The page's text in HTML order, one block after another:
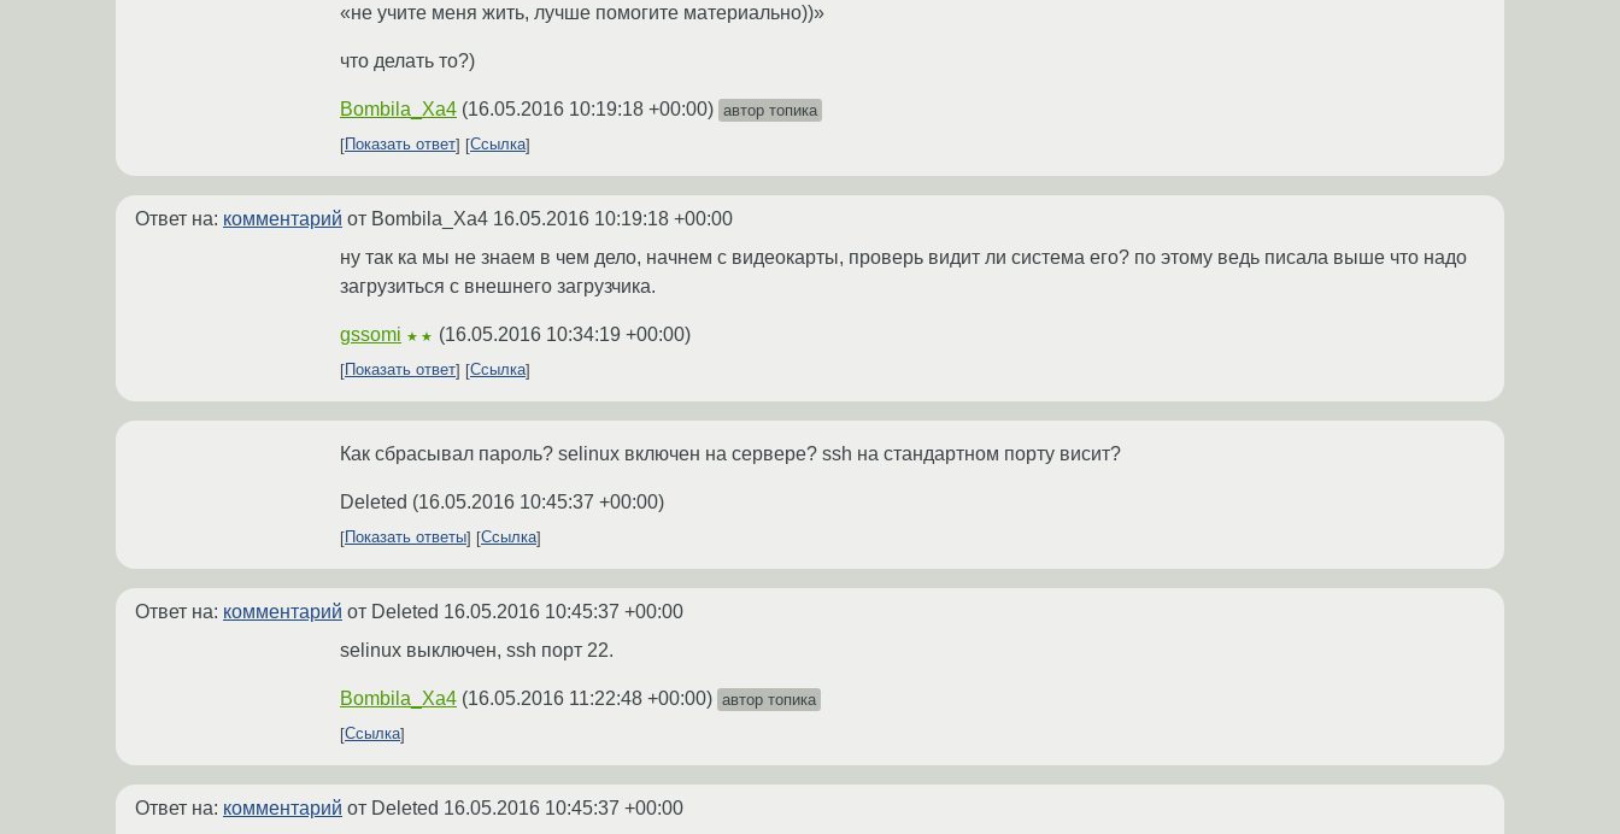
«не учите меня жить, лучше помогите материально))»
что делать то?)
Bombila_Xa4 (16.05.2016 10:19:18 +00:00) автор топика
Показать ответ
Ссылка
Ответ на: комментарий от Bombila_Xa4 16.05.2016 10:19:18 +00:00
ну так ка мы не знаем в чем дело, начнем с видеокарты, проверь видит ли система его? по этому ведь писала выше что надо
загрузиться с внешнего загрузчика.
gssomi ★★ (16.05.2016 10:34:19 +00:00)
Показать ответ Ссылка
Как сбрасывал пароль? selinux включен на сервере? ssh на стандартном порту висит?
Deleted (16.05.2016 10:45:37 +00:00)
Показать ответы Ссылка
Ответ на: комментарий от Deleted 16.05.2016 10:45:37 +00:00
selinux выключен, ssh порт 22.
Bombila_Xa4 (16.05.2016 11:22:48 +00:00) автор топика
Ссылка
Ответ на: комментарий от Deleted 16.05.2016 10:45:37 +00:00